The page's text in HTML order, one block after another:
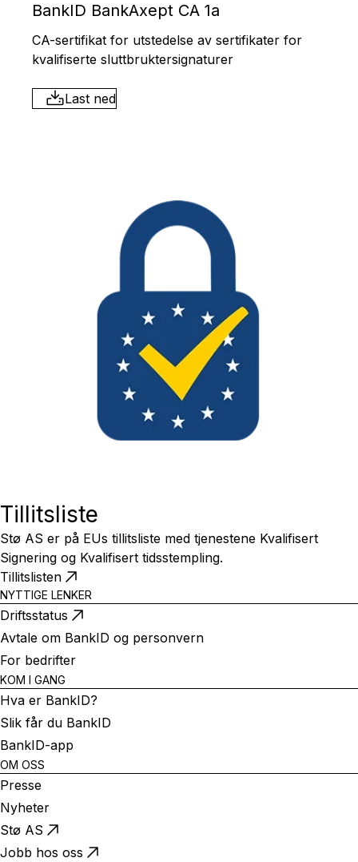
BankID BankAxept CA 1a
CA-sertifikat for utstedelse av sertifikater for
kvalifiserte sluttbruktersignaturer
Last ned
Tillitsliste
Stø AS er på EUs tillitsliste med tjenestene Kvalifisert
Signering og Kvalifisert tidsstempling.
Tillitslisten
NYTTIGE LENKER
Driftsstatus
Avtale om BankID og personvern
For bedrifter
KOM I GANG
Hva er BankID?
Slik får du BankID
BankID-app
OM OSS
Presse
Nyheter
Stø AS
Jobb hos oss